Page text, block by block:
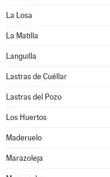
La Losa
La Matilla
Languilla
Lastras de Cuéllar
Lastras del Pozo
Los Huertos
Maderuelo
Marazoleja